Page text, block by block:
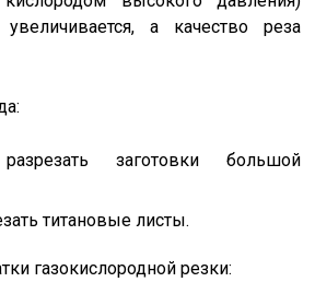
а качество реза
заготовки большой
титановые листы.
газокислородной резки: